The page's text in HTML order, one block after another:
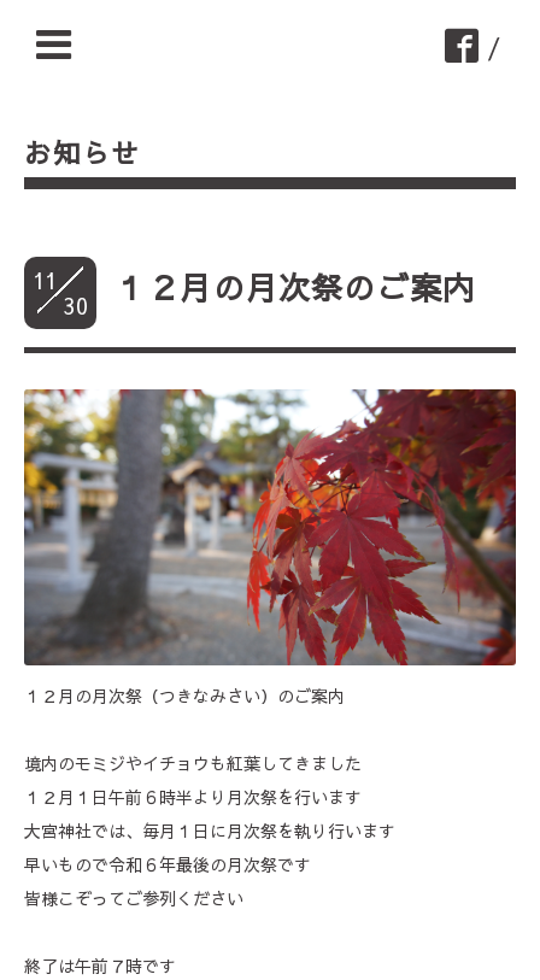
/
お知らせ
11
30
１２月の月次祭のご案内
１２月の月次祭（つきなみさい）のご案内
境内のモミジやイチョウも紅葉してきました
１２月１日午前６時半より月次祭を行います
大宮神社では、毎月１日に月次祭を執り行います
早いもので令和６年最後の月次祭です
皆様こぞってご参列ください
終了は午前７時です